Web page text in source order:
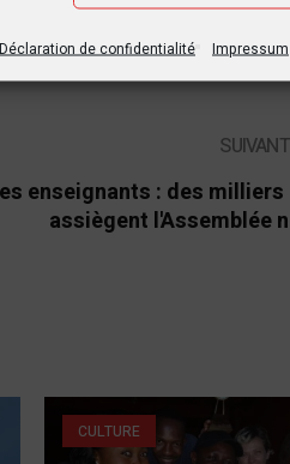
Déclaration de confidentialité Impressum
Moise Katumbi
enseignants : des milliers
assiègent l'Assemblée
CULTURE